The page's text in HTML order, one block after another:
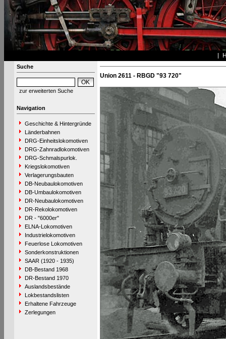
Suche
zur erweiterten Suche
Navigation
Geschichte & Hintergründe
Länderbahnen
DRG-Einheitslokomotiven
DRG-Zahnradlokomotiven
DRG-Schmalspurlok.
Kriegslokomotiven
Verlagerungsbauten
DB-Neubaulokomotiven
DB-Umbaulokomotiven
DR-Neubaulokomotiven
DR-Rekolokomotiven
DR - "6000er"
ELNA-Lokomotiven
Industrielokomotiven
Feuerlose Lokomotiven
Sonderkonstruktionen
SAAR (1920 - 1935)
DB-Bestand 1968
DR-Bestand 1970
Auslandsbestände
Lokbestandslisten
Erhaltene Fahrzeuge
Zerlegungen
Union 2611 - RBGD "93 720"